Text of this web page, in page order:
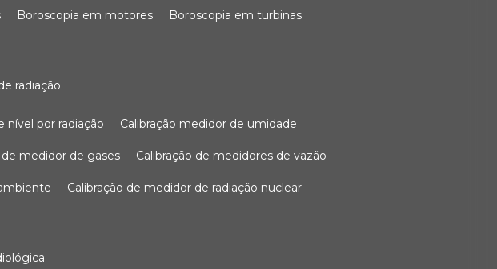
boroscopia em motores boroscopia em turbinas
radiação
nível por radiação calibração medidor de umidade
de medidor de gases calibração de medidores de vazão
calibração de medidor de radiação nuclear